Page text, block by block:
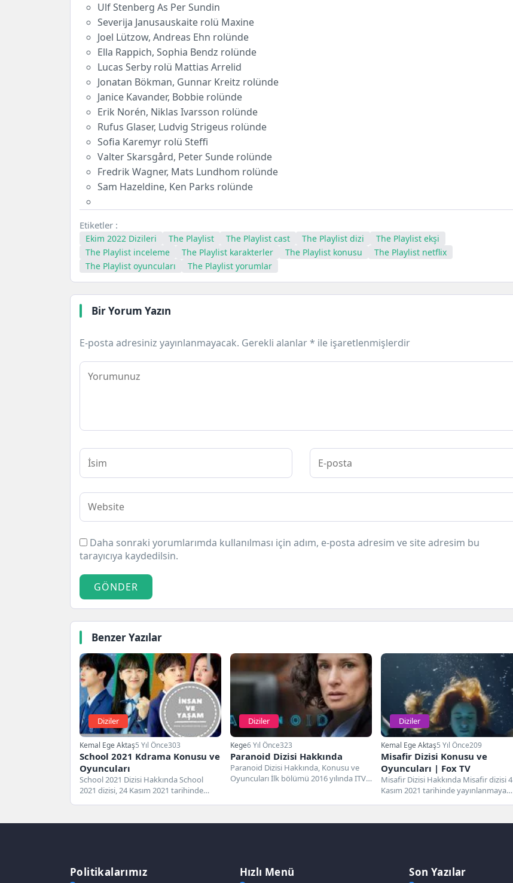
Ulf Stenberg As Per Sundin
Severija Janusauskaite rolü Maxine
Joel Lützow, Andreas Ehn rolünde
Ella Rappich, Sophia Bendz rolünde
Lucas Serby rolü Mattias Arrelid
Jonatan Bökman, Gunnar Kreitz rolünde
Janice Kavander, Bobbie rolünde
Erik Norén, Niklas Ivarsson rolünde
Rufus Glaser, Ludvig Strigeus rolünde
Sofia Karemyr rolü Steffi
Valter Skarsgård, Peter Sunde rolünde
Fredrik Wagner, Mats Lundhom rolünde
Sam Hazeldine, Ken Parks rolünde
Etiketler :
Ekim 2022 Dizileri The Playlist The Playlist cast The Playlist dizi
The Playlist ekşi
The Playlist inceleme
The Playlist karakterler The Playlist konusu
The Playlist netflix
The Playlist oyuncuları
The Playlist yorumlar
Bir Yorum Yazın
E-posta adresiniz yayınlanmayacak. Gerekli alanlar* ile işaretlenmişlerdir
Daha sonraki yorumlarımda kullanılması için adım, e-posta adresim ve site adresim bu
tarayıcıya kaydedilsin.
GÖNDER
Benzer Yazılar
Diziler
Kemal Ege Aktaş5 Yıl Önce303
School 2021 Kdrama Konusu ve
Oyuncuları
School 2021 Dizisi Hakkında School
2021 dizisi, 24 Kasım 2021 tarihinde
Diziler
Kege6 Yıl Önce323
Paranoid Dizisi Hakkında
Paranoid Dizisi Hakkında, Konusu ve
Oyuncuları İlk bölümü 2016 yılında ITV
Diziler
Kemal Ege Aktaş5 Yıl Önce209
Misafir Dizisi Konusu ve
Oyuncuları | Fox TV
Misafir Dizisi Hakkında Misafir dizisi 4
Kasım 2021 tarihinde yayınlanmaya
Politikalarımız Hızlı Menü Son Yazılar